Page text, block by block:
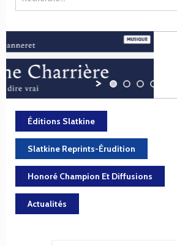
Éditions Slatkine
Slatkine Reprints-Érudition
Honoré Champion Et Diffusions
Actualités